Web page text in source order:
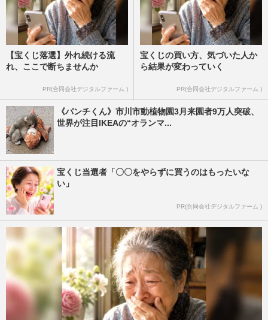
【宝くじ落選】外れ続ける流
れ、ここで断ちませんか
PR(合同会社デジタルファーム )
宝くじの買い方、気づいた人か
ら結果が変わっていく
PR(合同会社デジタルファーム )
《パンチくん》市川市動植物園3月来園者9万人突破、
世界が注目IKEAの“オランマ...
宝くじ当選者「〇〇をやらずに買うのはもったいな
い」
PR(合同会社デジタルファーム )